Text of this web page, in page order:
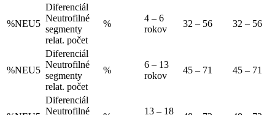
%NEU5
Diferenciál
Neutrofilné
segmenty
relat. počet
%
4 – 6
rokov
32 – 56 32 – 56
%NEU5
Diferenciál
Neutrofilné
segmenty
relat. počet
%
6 – 13
rokov
45 – 71 45 – 71
Diferenciál
Neutrofilné
13 – 18